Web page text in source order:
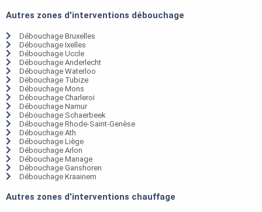
Autres zones d'interventions débouchage
Débouchage Bruxelles
Débouchage Ixelles
Débouchage Uccle
Débouchage Anderlecht
Débouchage Waterloo
Débouchage Tubize
Débouchage Mons
Débouchage Charleroi
Débouchage Namur
Débouchage Schaerbeek
Débouchage Rhode-Saint-Genèse
Débouchage Ath
Débouchage Liège
Débouchage Arlon
Débouchage Manage
Débouchage Ganshoren
Débouchage Kraainem
Autres zones d'interventions chauffage